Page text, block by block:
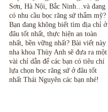
Sơn, Hà Nội, Bắc Ninh…và đang
có nhu cầu bọc răng sứ thẩm mỹ?
Bạn đang không biết tìm địa chỉ ở
đâu tốt nhất, thực hiện an toàn
nhất, bền vững nhất? Bài viết này
nha khoa Thùy Anh sẽ đưa ra một
vài chỉ dẫn để các bạn có tiêu chí
lựa chọn bọc răng sứ ở đâu tốt
nhất Thái Nguyên các bạn nhé!